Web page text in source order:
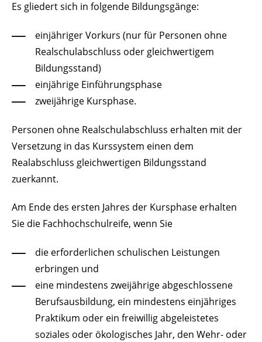
Es gliedert sich in folgende Bildungsgänge:
einjähriger Vorkurs (nur für Personen ohne
Realschulabschluss oder gleichwertigem
Bildungsstand)
einjährige Einführungsphase
zweijährige Kursphase.
Personen ohne Realschulabschluss erhalten mit der
Versetzung in das Kurssystem einen dem
Realabschluss gleichwertigen Bildungsstand
zuerkannt.
Am Ende des ersten Jahres der Kursphase erhalten
Sie die Fachhochschulreife, wenn Sie
die erforderlichen schulischen Leistungen
erbringen und
eine mindestens zweijährige abgeschlossene
Berufsausbildung, ein mindestens einjähriges
Praktikum oder ein freiwillig abgeleistetes
soziales oder ökologisches Jahr, den Wehr- oder